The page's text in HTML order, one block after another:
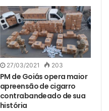
27/03/2021 203
PM de Goiás opera maior
apreensão de cigarro
contrabandeado de sua
história